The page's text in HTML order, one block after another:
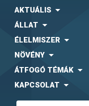
AKTUÁLIS
ÁLLAT
ÉLELMISZER
NÖVÉNY
ÁTFOGÓ TÉMÁK
KAPCSOLAT